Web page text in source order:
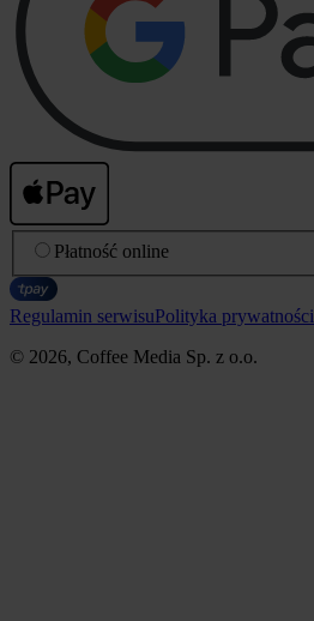
Płatność online
Regulamin serwisuPolityka prywatności
© 2026, Coffee Media Sp. z o.o.